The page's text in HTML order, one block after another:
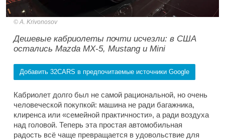
A. Krivonosov
Дешевые кабриолеты почти исчезли: в США
остались Mazda MX-5, Mustang и Mini
Добавить 32CARS в предпочитаемые источники Google
Кабриолет долго был не самой рациональной, но очень
человеческой покупкой: машина не ради багажника,
клиренса или «семейной практичности», а ради воздуха
над головой. Теперь эта простая автомобильная
радость всё чаще превращается в удовольствие для